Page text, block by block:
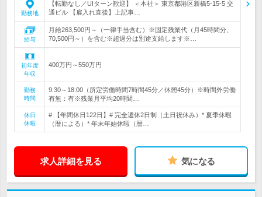
勤務地
【転勤なし／UIターン歓迎】 ＜本社＞ 東京都港区新橋5-15-5 交
通ビル 【雇入れ直後】上記事…
給与
月給263,500円～（一律手当含む）※固定残業代（月45時間分、
70,500円～）を含む※超過分は別途支給します※…
初年度
年収
400万円～550万円
勤務
時間
9:30～18:00（所定労働時間7時間45分／休憩45分）※時間外労働
有無：有※残業月平均20時間…
休日
休暇
# 【年間休日122日】# 完全週休2日制（土日祝休み）* 夏季休暇
（暦による）* 年末年始休暇（暦…
求人詳細を見る 気になる